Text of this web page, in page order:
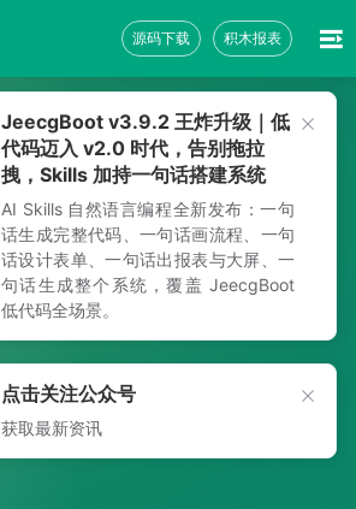
源码下载 积木报表
JeecgBoot v3.9.2 王炸升级｜低
代码迈入 v2.0 时代，告别拖拉
拽，Skills 加持一句话搭建系统
AI Skills 自然语言编程全新发布：一句
话生成完整代码、一句话画流程、一句
话设计表单、一句话出报表与大屏、一
句话生成整个系统，覆盖 JeecgBoot
低代码全场景。
点击关注公众号
获取最新资讯